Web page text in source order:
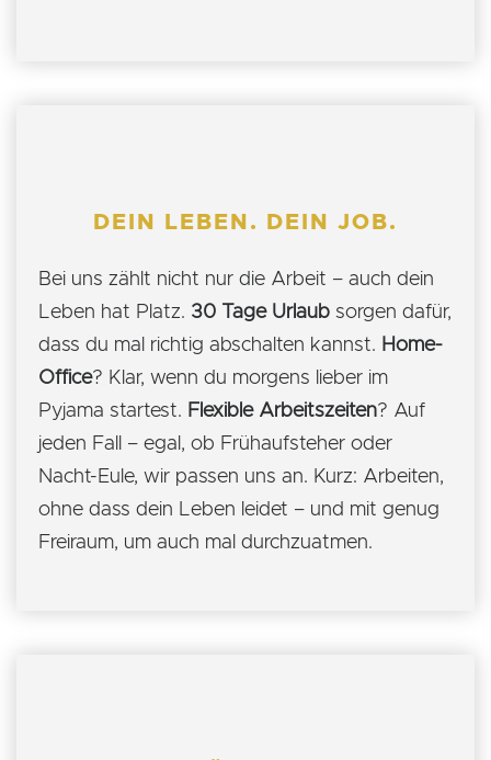
DEIN LEBEN. DEIN JOB.
Bei uns zählt nicht nur die Arbeit – auch dein
Leben hat Platz. 30 Tage Urlaub sorgen dafür,
dass du mal richtig abschalten kannst. Home-
Office? Klar, wenn du morgens lieber im
Pyjama startest. Flexible Arbeitszeiten? Auf
jeden Fall – egal, ob Frühaufsteher oder
Nacht-Eule, wir passen uns an. Kurz: Arbeiten,
ohne dass dein Leben leidet – und mit genug
Freiraum, um auch mal durchzuatmen.